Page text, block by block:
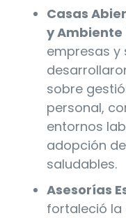
Casas
y Ambiente
empresas y
sobre
personal,
entornos
adopción
saludables.
Asesorías
fortaleció la